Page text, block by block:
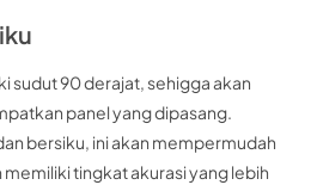
sudut 90 derajat, sehigga akan
panel yang dipasang.
bersiku, ini akan mempermudah
tingkat akurasi yang lebih